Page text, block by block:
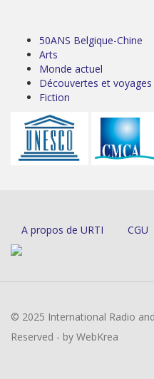
50ANS Belgique-Chine
Arts
Monde actuel
Découvertes et voyages
Fiction
A propos de URTI CGU
© 2025 International Radio
Reserved - by WebKrea